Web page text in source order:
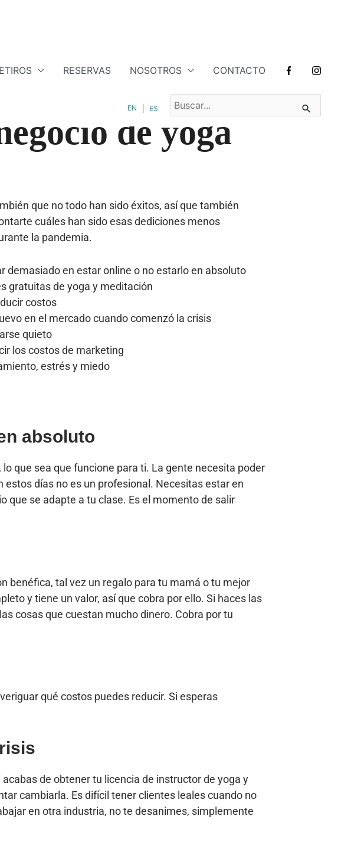
RESERVAS NOSOTROS CONTACTO
EN ES
BUSCAR
POR:
de yoga
que no todo han sido éxitos, así que también
cuáles han sido esas dediciones menos
la pandemia.
demasiado en estar online o no estarlo en absoluto
gratuitas de yoga y meditación
costos
en el mercado cuando comenzó la crisis
quieto
los costos de marketing
estrés y miedo
absoluto
que sea que funcione para ti. La gente necesita poder
días no es un profesional. Necesitas estar en
que se adapte a tu clase. Es el momento de salir
benéfica, tal vez un regalo para tu mamá o tu mejor
y tiene un valor, así que cobra por ello. Si haces las
cosas que cuestan mucho dinero. Cobra por tu
qué costos puedes reducir. Si esperas
de obtener tu licencia de instructor de yoga y
cambiarla. Es difícil tener clientes leales cuando no
en otra industria, no te desanimes, simplemente